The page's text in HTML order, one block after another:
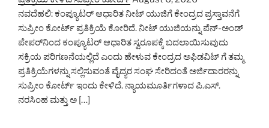
ನವದೆಹಲಿ: ಕಂಪ್ಯೂಟರ್ ಆಧಾರಿತ ನೀಟ್ ಯುಜಿಗೆ ಕೇಂದ್ರದ ಪ್ರಸ್ತಾವನೆಗೆ
ಸುಪ್ರೀಂ ಕೋರ್ಟ್ ಪ್ರತಿಕ್ರಿಯೆ ಕೋರಿದೆ. ನೀಟ್ ಯುಜಿಯನ್ನು ಪೆನ್-ಅಂಡ್
ಪೇಪರ್‌ನಿಂದ ಕಂಪ್ಯೂಟರ್ ಆಧಾರಿತ ಸ್ವರೂಪಕ್ಕೆ ಬದಲಾಯಿಸುವುದು
ಸಕ್ರಿಯ ಪರಿಗಣನೆಯಲ್ಲಿದೆ ಎಂದು ಹೇಳುವ ಕೇಂದ್ರದ ಅಫಿಡವಿಟ್‌ ಗೆ ತಮ್ಮ
ಪ್ರತಿಕ್ರಿಯೆಗಳನ್ನು ಸಲ್ಲಿಸುವಂತೆ ವೈದ್ಯರ ಸಂಘ ಸೇರಿದಂತೆ ಅರ್ಜಿದಾರರನ್ನು
ಸುಪ್ರೀಂ ಕೋರ್ಟ್ ಇಂದು ಕೇಳಿದೆ. ನ್ಯಾಯಮೂರ್ತಿಗಳಾದ ಪಿ.ಎಸ್.
ನರಸಿಂಹ ಮತ್ತು ಅ […]